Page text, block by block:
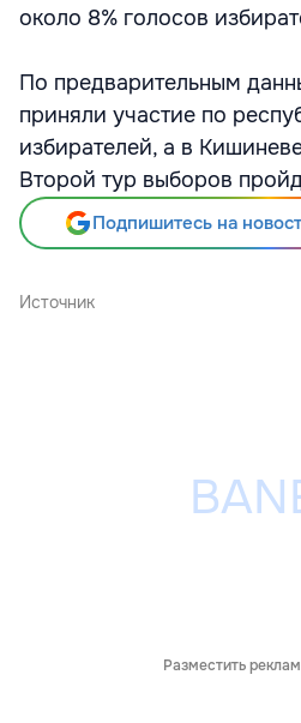
около 8% голосов
По предварительным
приняли участие по
избирателей, а в
Второй тур выборов
Подпишитесь на
Источник
Разместить